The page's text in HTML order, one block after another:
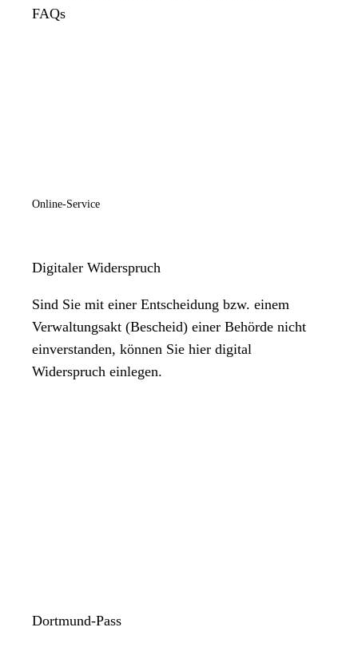
FAQs
Online-Service
Digitaler Widerspruch
Sind Sie mit einer Entscheidung bzw. einem
Verwaltungsakt (Bescheid) einer Behörde nicht
einverstanden, können Sie hier digital
Widerspruch einlegen.
Dortmund-Pass